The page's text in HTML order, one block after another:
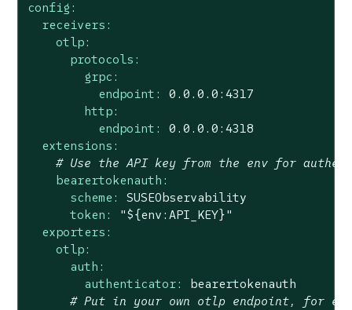
config:
receivers:
otlp:
protocols:
grpc:
endpoint:
0.0 .0 .0 :4317
http:
endpoint:
0.0 .0 .0 :4318
extensions:
# Use the API key from the env for
bearertokenauth:
scheme:
SUSEObservability
token:
"${env:API_KEY}"
exporters:
otlp:
auth:
authenticator:
bearertokenauth
# Put in your own otlp endpoint, for